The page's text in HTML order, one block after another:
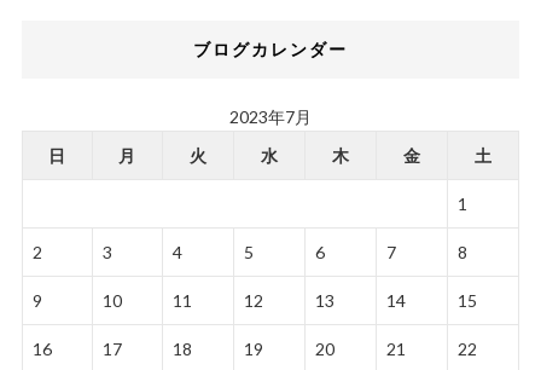
ブログカレンダー
2023年7月
日
月 火 水 木 金 土
1
2 3 4 5 6 7 8
9 10 11 12 13 14 15
16 17 18 19 20 21 22